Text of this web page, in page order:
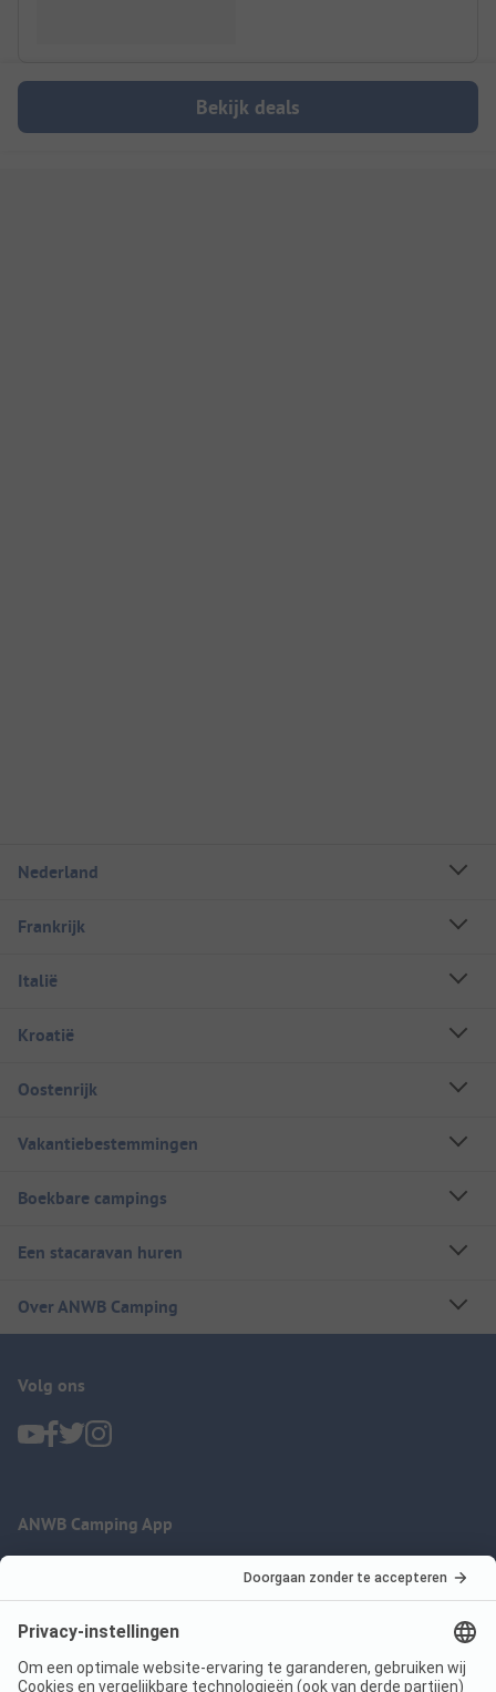
Bekijk deals
Nederland
Frankrijk
Italië
Kroatië
Oostenrijk
Vakantiebestemmingen
Boekbare campings
Een stacaravan huren
Over ANWB Camping
Volg ons
ANWB Camping App